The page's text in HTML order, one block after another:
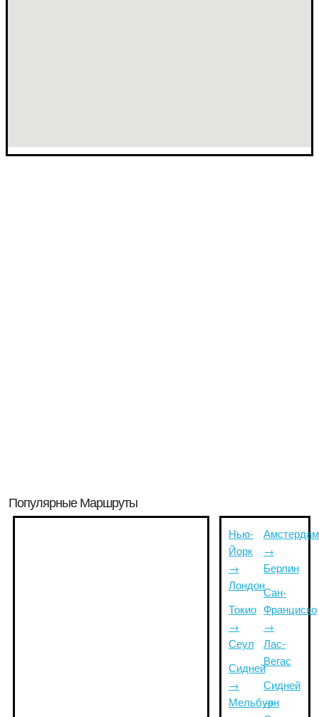
Популярные Маршруты
Нью-
Йорк
→
Лондон
Токио
→
Сеул
Сидней
→
Мельбурн
Амстердам
→
Берлин
Сан-
Франциско
→
Лас-
Вегас
Сидней
→